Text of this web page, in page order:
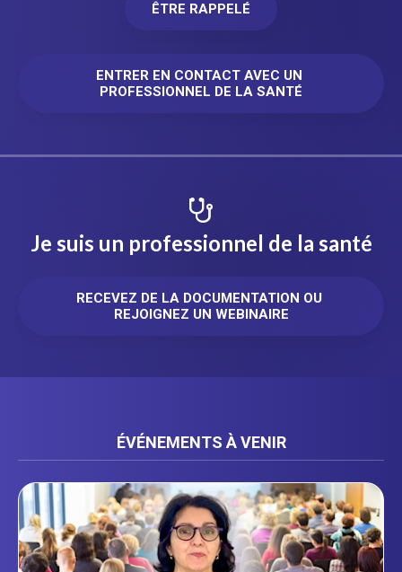
ÊTRE RAPPELÉ
ENTRER EN CONTACT AVEC UN
PROFESSIONNEL DE LA SANTÉ
Je suis un professionnel de la santé
RECEVEZ DE LA DOCUMENTATION OU
REJOIGNEZ UN WEBINAIRE
ÉVÉNEMENTS À VENIR